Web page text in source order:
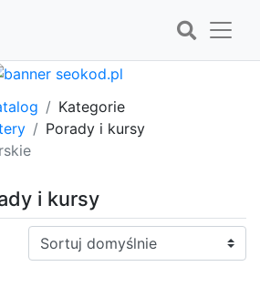
Kategorie
Porady i kursy
i kursy
Sortuj: